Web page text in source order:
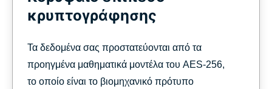
κρυπτογράφησης
Τα δεδομένα σας προστατεύονται από τα
προηγμένα μαθηματικά μοντέλα του AES-256,
το οποίο είναι το βιομηχανικό πρότυπο